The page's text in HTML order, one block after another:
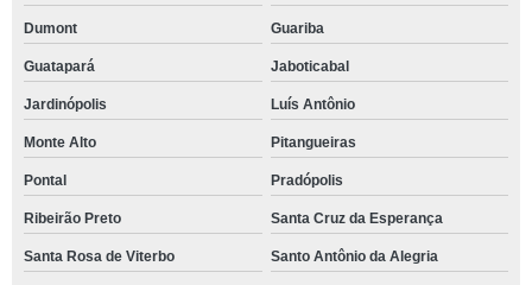
Dumont Guariba
Guatapará Jaboticabal
Jardinópolis Luís Antônio
Monte Alto Pitangueiras
Pontal Pradópolis
Ribeirão Preto Santa Cruz da Esperança
Santa Rosa de Viterbo Santo Antônio da Alegria